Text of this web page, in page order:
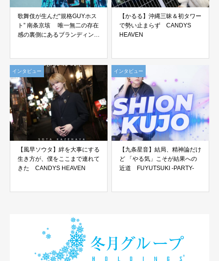
歌舞伎が生んだ“規格GUYホス
ト” 南条京垓 唯一無二の存在
感の裏側にあるブランディング
【かるる】沖縄三昧＆初タワー
で勢い止まらず CANDYS
HEAVEN
インタビュー
【風早ソウタ】絆を大事にする
生き方が、僕をここまで連れて
きた CANDYS HEAVEN
インタビュー
【九条星音】結局、精神論だけ
ど 「やる気」こそが結果への
近道 FUYUTSUKI -PARTY-